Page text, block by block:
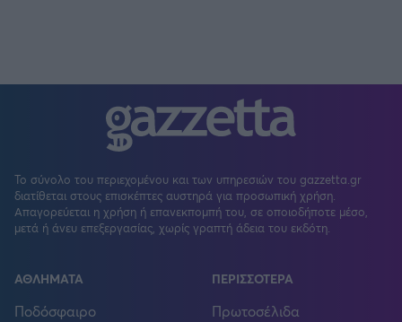
Το σύνολο του περιεχομένου και των υπηρεσιών του gazzetta.gr
διατίθεται στους επισκέπτες αυστηρά για προσωπική χρήση.
Απαγορεύεται η χρήση ή επανεκπομπή του, σε οποιοδήποτε μέσο,
μετά ή άνευ επεξεργασίας, χωρίς γραπτή άδεια του εκδότη.
ΑΘΛΗΜΑΤΑ
Ποδόσφαιρο
ΠΕΡΙΣΣΟΤΕΡΑ
Πρωτοσέλιδα